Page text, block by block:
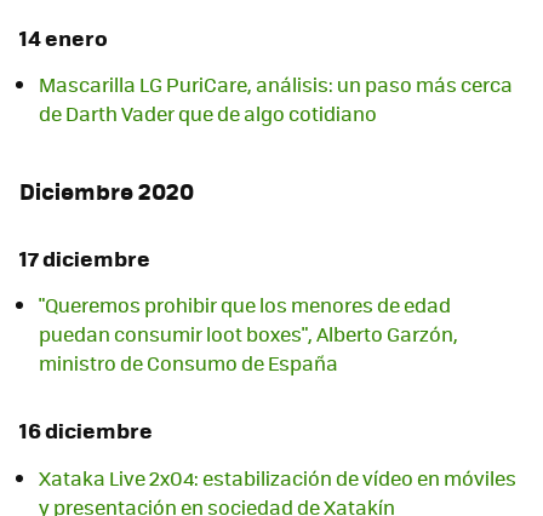
14 enero
Mascarilla LG PuriCare, análisis: un paso más cerca
de Darth Vader que de algo cotidiano
Diciembre 2020
17 diciembre
"Queremos prohibir que los menores de edad
puedan consumir loot boxes", Alberto Garzón,
ministro de Consumo de España
16 diciembre
Xataka Live 2x04: estabilización de vídeo en móviles
y presentación en sociedad de Xatakín